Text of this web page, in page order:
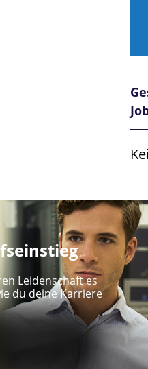
Leidenschaft es
du deine Karriere